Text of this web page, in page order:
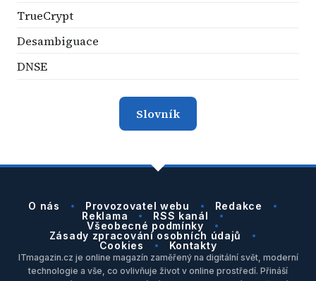
TrueCrypt
Desambiguace
DNSE
Slovník
O nás Provozovatel webu
Redakce
Reklama
RSS kanál
Všeobecné podmínky
Zásady zpracování osobních údajů
Cookies
Kontakty
ITmagazin.cz je online magazín zaměřený na digitální svět, moderní
technologie a vše, co ovlivňuje život v online prostředí. Přináší